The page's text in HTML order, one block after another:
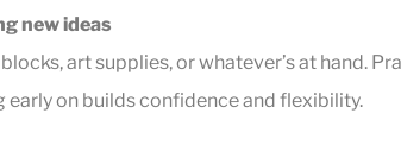
new ideas
art supplies, or whatever’s at hand.
early on builds confidence and flexibility.